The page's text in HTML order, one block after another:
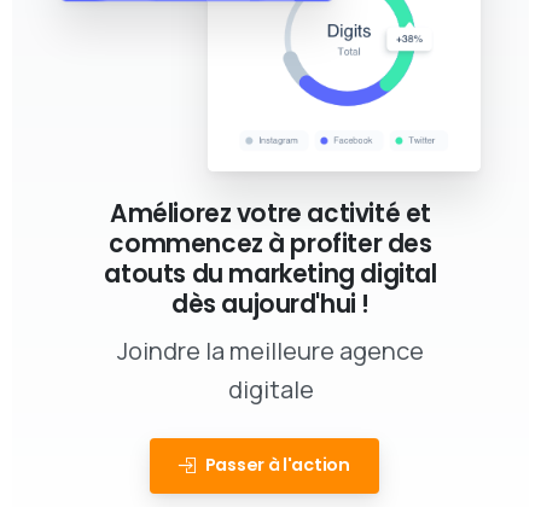
Améliorez votre activité et
commencez à profiter des
atouts du marketing digital
dès aujourd'hui !
Joindre la meilleure agence
digitale
Passer à l'action